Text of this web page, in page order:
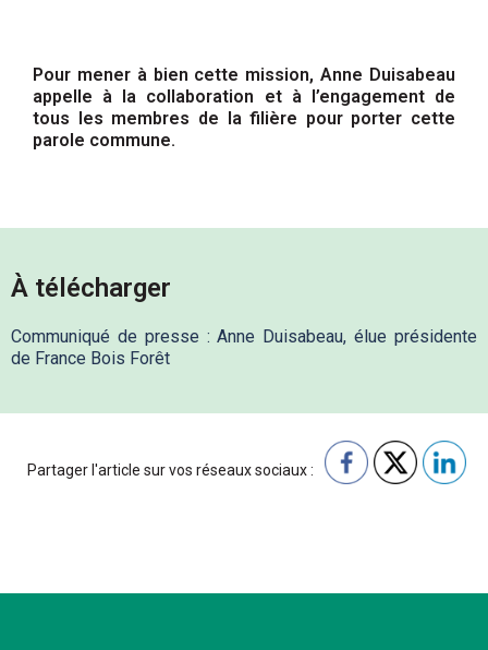
Pour mener à bien cette mission, Anne Duisabeau
appelle à la collaboration et à l’engagement de
tous les membres de la filière pour porter cette
parole commune.
À télécharger
Communiqué de presse : Anne Duisabeau, élue présidente
de France Bois Forêt
Partager l'article sur vos réseaux sociaux :